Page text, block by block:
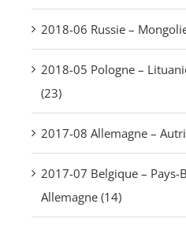
2018-06 Russie –
2018-05 Pologne –
(23)
2017-08 Allemagne –
2017-07 Belgique – Pays-
Allemagne (14)